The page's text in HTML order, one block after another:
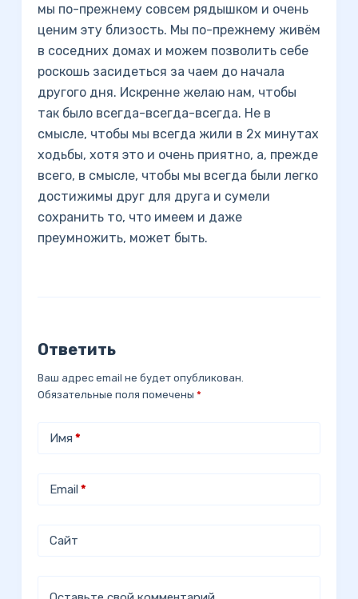
мы по-прежнему совсем рядышком и очень
ценим эту близость. Мы по-прежнему живём
в соседних домах и можем позволить себе
роскошь засидеться за чаем до начала
другого дня. Искренне желаю нам, чтобы
так было всегда-всегда-всегда. Не в
смысле, чтобы мы всегда жили в 2х минутах
ходьбы, хотя это и очень приятно, а, прежде
всего, в смысле, чтобы мы всегда были легко
достижимы друг для друга и сумели
сохранить то, что имеем и даже
преумножить, может быть.
Ответить
Ваш адрес email не будет опубликован.
Обязательные поля помечены *
Имя *
Email*
Сайт